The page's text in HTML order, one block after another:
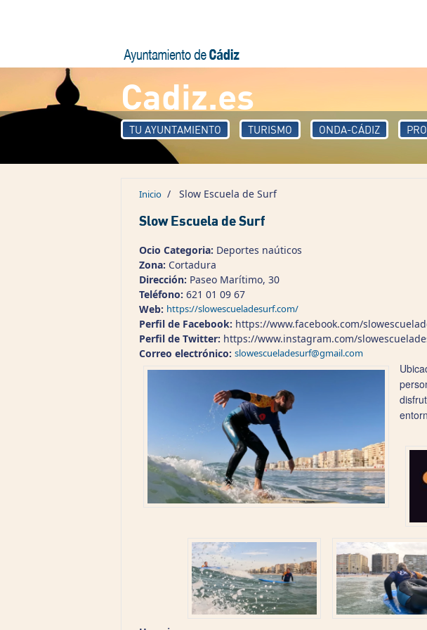
Cadiz.es
TU AYUNTAMIENTO TURISMO ONDA-CÁDIZ
Inicio / Slow Escuela de Surf
Slow Escuela de Surf
Ocio Categoria: Deportes naúticos
Zona: Cortadura
Dirección: Paseo Marítimo, 30
Teléfono: 621 01 09 67
Web: https://slowescueladesurf.com/
Perfil de Facebook: https://www.facebook.com/
Perfil de Twitter: https://www.instagram.com/
Correo electrónico: slowescueladesurf@gmail.com